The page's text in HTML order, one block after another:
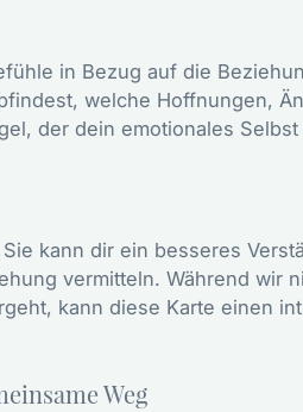
in Bezug auf die
welche Hoffnungen,
der dein emotionales Selbst
kann dir ein besseres
vermitteln. Während wir
kann diese Karte einen
Weg